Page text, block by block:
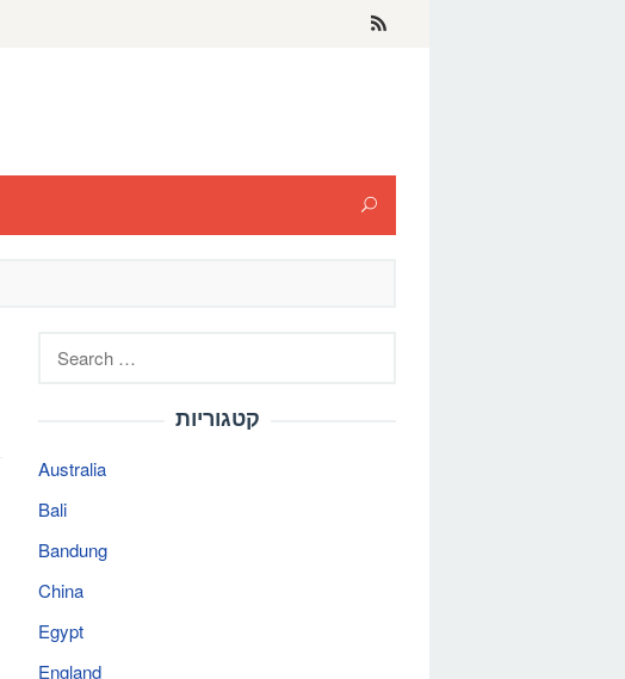
קטגוריות
Australia
Bali
Bandung
China
Egypt
England